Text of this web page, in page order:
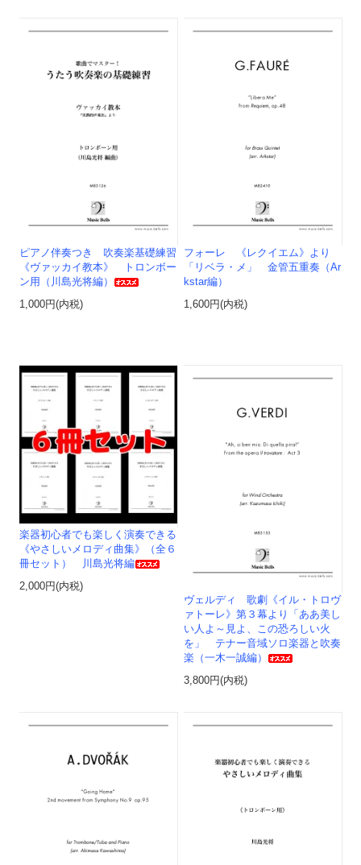
ピアノ伴奏つき 吹奏楽基礎練習
《ヴァッカイ教本》 トロンボー
ン用（川島光将編）
1,000円(内税)
フォーレ 《レクイエム》より
「リベラ・メ」 金管五重奏（Ar
kstar編）
1,600円(内税)
楽器初心者でも楽しく演奏できる
《やさしいメロディ曲集》（全６
冊セット） 川島光将編
2,000円(内税)
ヴェルディ 歌劇《イル・トロヴ
ァトーレ》第３幕より「ああ美し
い人よ～見よ、この恐ろしい火
を」 テナー音域ソロ楽器と吹奏
楽（一木一誠編）
3,800円(内税)